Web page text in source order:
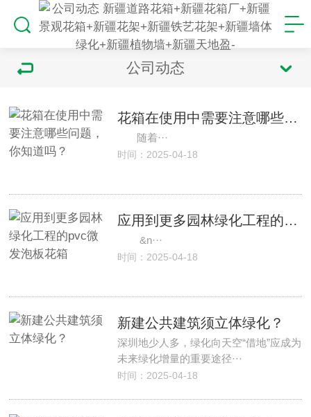
公司动态
花箱在使用中需要注意哪些问题，你知道吗？
随着···
时间：2025-04-18
应用到更多园林绿化工程的pvc微发泡板花箱
&n···
时间：2025-04-18
新建公共建筑须立体绿化？
深圳地少人多，绿化向天空“借地”应成为
未来绿化增量的重要途径···
时间：2025-04-18